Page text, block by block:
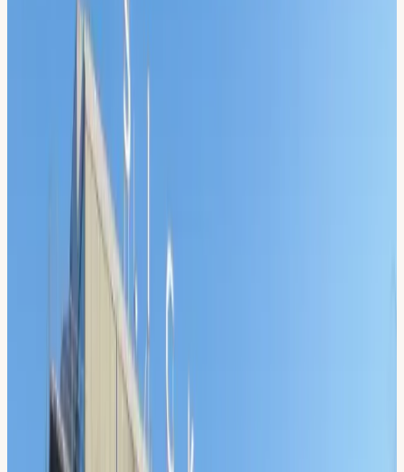
Körkort i Sickla
Närmsta lokal: Sickla
Ta körkort i Sickla
Din lokala körskola i Sickla, i Sickla industriområde, lätt att
Testlektion 60 min 300 kr 800 kr